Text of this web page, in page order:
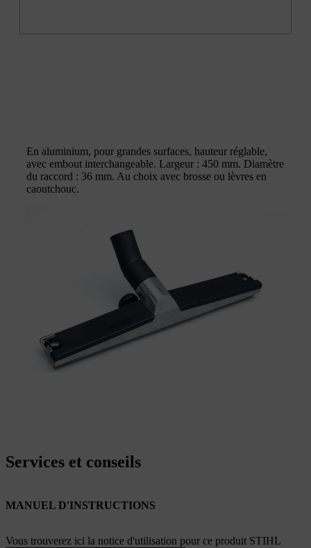
En aluminium, pour grandes surfaces, hauteur réglable,
avec embout interchangeable. Largeur : 450 mm. Diamètre
du raccord : 36 mm. Au choix avec brosse ou lèvres en
caoutchouc.
Services et conseils
MANUEL D'INSTRUCTIONS
Vous trouverez ici la notice d'utilisation pour ce produit STIHL